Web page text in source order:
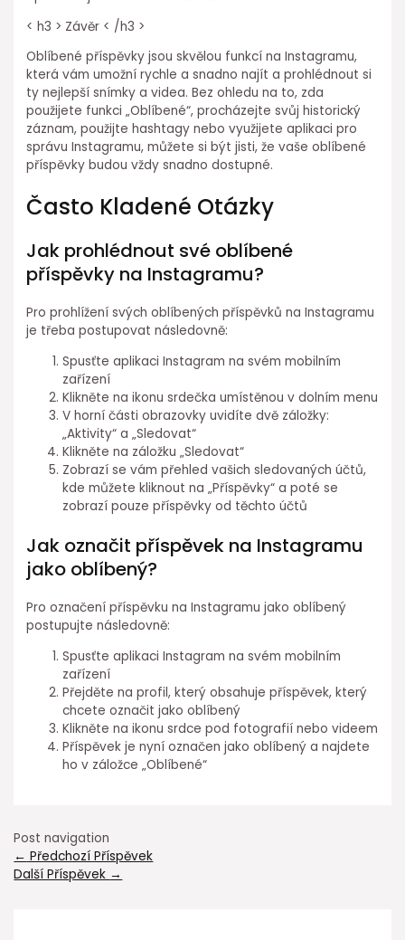
< h3 > Závěr < /h3 >
Oblíbené příspěvky jsou skvělou funkcí na Instagramu,
která vám umožní rychle a snadno najít a prohlédnout si
ty nejlepší snímky a videa. Bez ohledu na to, zda
použijete funkci „Oblíbené“, procházejte svůj historický
záznam, použijte hashtagy nebo využijete aplikaci pro
správu Instagramu, můžete si být jisti, že vaše oblíbené
příspěvky budou vždy snadno dostupné.
Často Kladené Otázky
Jak prohlédnout své oblíbené
příspěvky na Instagramu?
Pro prohlížení svých oblíbených příspěvků na Instagramu
je třeba postupovat následovně:
Spusťte aplikaci Instagram na svém mobilním
zařízení
Klikněte na ikonu srdečka umístěnou v dolním menu
V horní části obrazovky uvidíte dvě záložky:
„Aktivity“ a „Sledovat“
Klikněte na záložku „Sledovat“
Zobrazí se vám přehled vašich sledovaných účtů,
kde můžete kliknout na „Příspěvky“ a poté se
zobrazí pouze příspěvky od těchto účtů
Jak označit příspěvek na Instagramu
jako oblíbený?
Pro označení příspěvku na Instagramu jako oblíbený
postupujte následovně:
Spusťte aplikaci Instagram na svém mobilním
zařízení
Přejděte na profil, který obsahuje příspěvek, který
chcete označit jako oblíbený
Klikněte na ikonu srdce pod fotografií nebo videem
Příspěvek je nyní označen jako oblíbený a najdete
ho v záložce „Oblíbené“
Post navigation
← Předchozí Příspěvek
Další Příspěvek →